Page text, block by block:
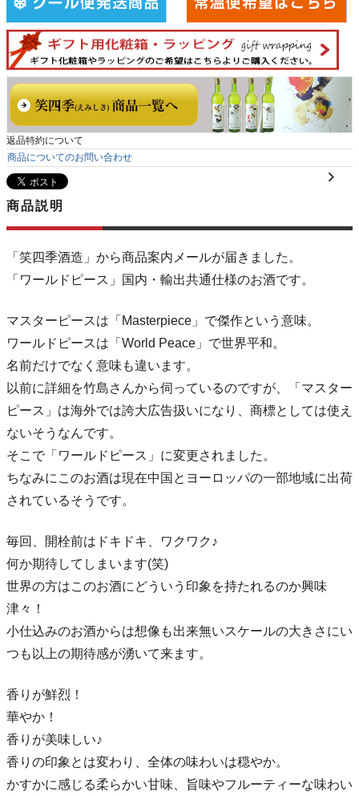
返品特約について
商品についてのお問い合わせ
商品説明
「笑四季酒造」から商品案内メールが届きました。
「ワールドピース」国内・輸出共通仕様のお酒です。
マスターピースは「Masterpiece」で傑作という意味。
ワールドピースは「World Peace」で世界平和。
名前だけでなく意味も違います。
以前に詳細を竹島さんから伺っているのですが、「マスター
ピース」は海外では誇大広告扱いになり、商標としては使え
ないそうなんです。
そこで「ワールドピース」に変更されました。
ちなみにこのお酒は現在中国とヨーロッパの一部地域に出荷
されているそうです。
毎回、開栓前はドキドキ、ワクワク♪
何か期待してしまいます(笑)
世界の方はこのお酒にどういう印象を持たれるのか興味
津々！
小仕込みのお酒からは想像も出来無いスケールの大きさにい
つも以上の期待感が湧いて来ます。
香りが鮮烈！
華やか！
香りが美味しい♪
香りの印象とは変わり、全体の味わいは穏やか。
かすかに感じる柔らかい甘味、旨味やフルーティーな味わい